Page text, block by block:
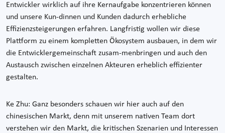
Entwickler wirklich auf ihre Kernaufgabe konzentrieren können
und unsere Kun-dinnen und Kunden dadurch erhebliche
Effizienzsteigerungen erfahren. Langfristig wollen wir diese
Plattform zu einem kompletten Ökosystem ausbauen, in dem wir
die Entwicklergemeinschaft zusam-menbringen und auch den
Austausch zwischen einzelnen Akteuren erheblich effizienter
gestalten.
Ke Zhu: Ganz besonders schauen wir hier auch auf den
chinesischen Markt, denn mit unserem nativen Team dort
verstehen wir den Markt, die kritischen Szenarien und Interessen